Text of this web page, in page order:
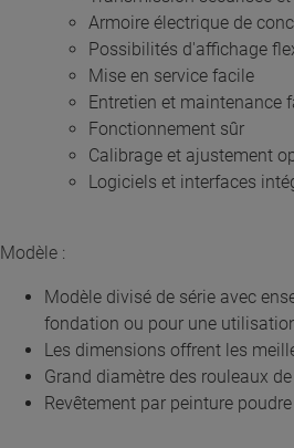
Armoire électrique de
Possibilités d'affichage
Mise en service facile
Entretien et maintenance
Fonctionnement sûr
Calibrage et ajustement
Logiciels et interfaces
Modèle :
Modèle divisé de série avec
fondation ou pour une
Les dimensions offrent les
Grand diamètre des rouleaux
Revêtement par peinture